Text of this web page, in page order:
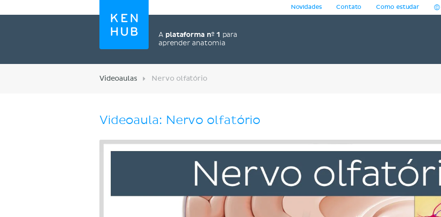
A plataforma nº 1 para
aprender anatomia
Novidades Contato Como estudar
Videoaulas Nervo olfatório
Videoaula: Nervo olfatório